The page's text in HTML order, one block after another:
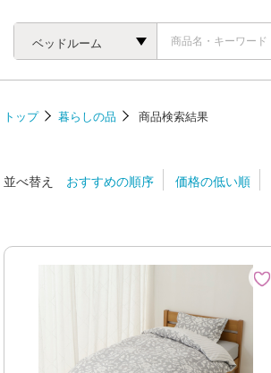
ベッドルーム
トップ 暮らしの品 商品検索結果
並べ替え おすすめの順序 価格の低い順